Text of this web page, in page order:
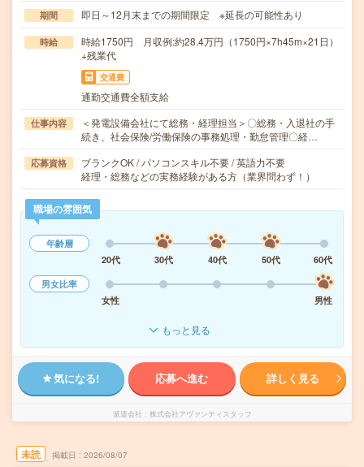
期間 即日～12月末までの期間限定 ※延長の可能性あり
時給
時給1750円 月収例:約28.4万円（1750円×7h45m×21日）
+残業代
交通費
通勤交通費全額支給
仕事内容
＜発電設備会社にて総務・経理担当＞〇総務・入退社の手
続き、社会保険/労働保険の事務処理・勤怠管理〇経…
応募資格
ブランクOK / パソコンスキル不要 / 英語力不要
経理・総務などの実務経験がある方（業界問わず！）
職場の雰囲気
年齢層
20代
30代 40代 50代
60代
男女比率
女性
男性
もっと見る
気になる! 応募へ進む 詳しく見る
派遣会社 株式会社アヴァンティスタッフ
未読 掲載日 2026/08/07